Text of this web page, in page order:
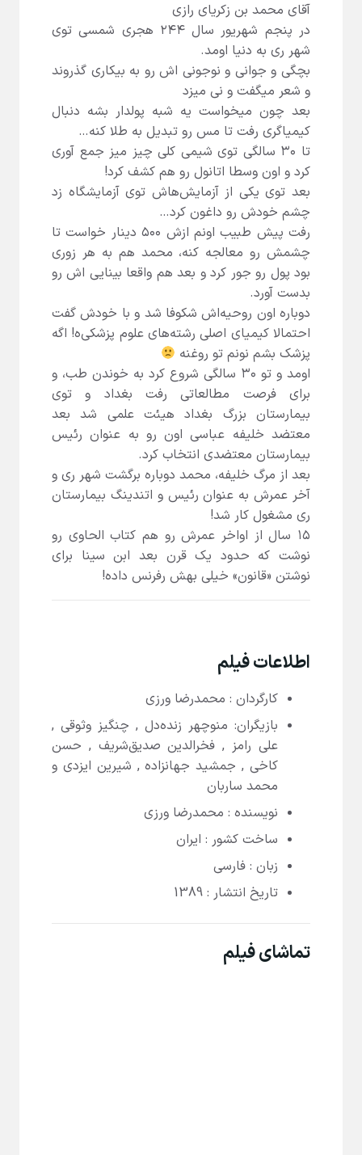
آقای محمد بن زکریای رازی
در پنجم شهریور سال ۲۴۴ هجری شمسی توی
شهر ری به دنیا اومد.
بچگی و جوانی و نوجونی اش رو به بیکاری گذروند
و شعر میگفت و نی میزد
بعد چون میخواست یه شبه پولدار بشه دنبال
کیمیاگری رفت تا مس رو تبدیل به طلا کنه…
تا ۳۰ سالگی توی شیمی کلی چیز میز جمع آوری
کرد و اون وسطا اتانول رو هم کشف کرد!
بعد توی یکی از آزمایش‌هاش توی آزمایشگاه زد
چشم خودش رو داغون کرد…
رفت پیش طبیب اونم ازش ۵۰۰ دینار خواست تا
چشمش رو معالجه کنه، محمد هم به هر زوری
بود پول رو جور کرد و بعد هم واقعا بینایی اش رو
بدست آورد.
دوباره اون روحیه‌اش شکوفا شد و با خودش گفت
احتمالا کیمیای اصلی رشته‌های علوم پزشکی‌ه! اگه
پزشک بشم نونم تو روغنه
اومد و تو ۳۰ سالگی شروع کرد به خوندن طب، و
برای فرصت مطالعاتی رفت بغداد و توی
بیمارستان بزرگ بغداد هیئت علمی شد بعد
معتضد خلیفه عباسی اون رو به عنوان رئیس
بیمارستان معتضدی انتخاب کرد.
بعد از مرگ خلیفه، محمد دوباره برگشت شهر ری و
آخر عمرش به عنوان رئیس و اتندینگ بیمارستان
ری مشغول کار شد!
۱۵ سال از اواخر عمرش رو هم کتاب الحاوی رو
نوشت که حدود یک قرن بعد ابن سینا برای
نوشتن «قانون» خیلی بهش رفرنس داده!
اطلاعات فیلم
کارگردان : محمدرضا ورزی
بازیگران: منوچهر زنده‌دل , چنگیز وثوقی ,
علی رامز , فخرالدین صدیق‌شریف , حسن
کاخی , جمشید جهانزاده , شیرین ایزدی و
محمد ساربان
نویسنده : محمدرضا ورزی
ساخت کشور : ایران
زبان : فارسی
تاریخ انتشار : 1389
تماشای فیلم